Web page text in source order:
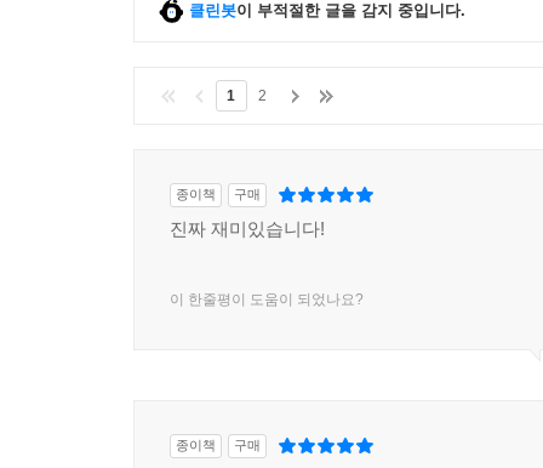
클린봇이 부적절한 글을 감지 중입니다.
1 2
종이책 구매
진짜 재미있습니다!
이 한줄평이 도움이 되었나요?
종이책 구매